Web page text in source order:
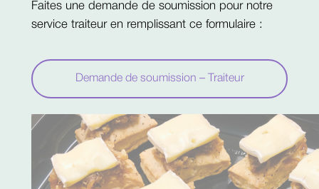
Faites une demande de soumission pour notre
service traiteur en remplissant ce formulaire :
Demande de soumission – Traiteur